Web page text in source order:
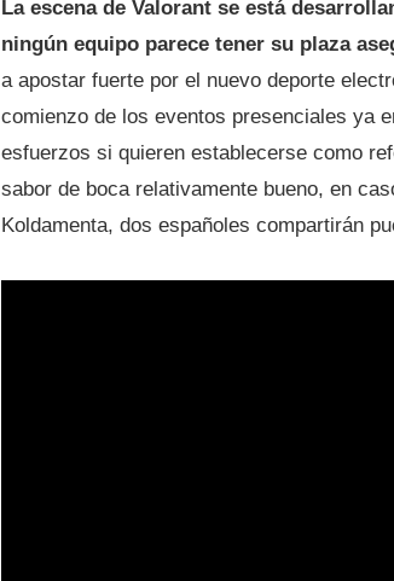
La escena de Valorant se está
ningún equipo parece tener su plaza
a apostar fuerte por el nuevo deporte
comienzo de los eventos presenciales ya
esfuerzos si quieren establecerse como
sabor de boca relativamente bueno, en
Koldamenta, dos españoles compartirán